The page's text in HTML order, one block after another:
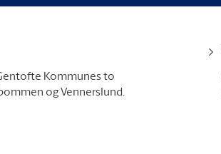
Kommunes to
og Vennerslund.